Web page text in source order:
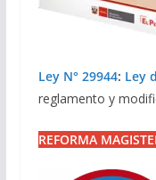
Ley N° 29944: Ley
reglamento y
REFORMA